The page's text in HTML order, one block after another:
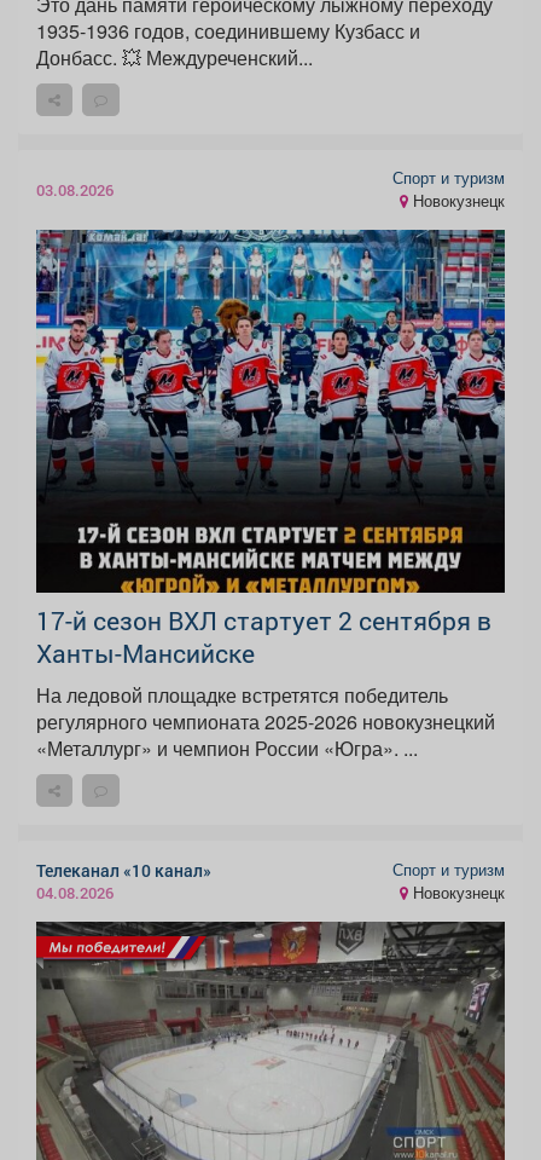
1935-1936 годов, соединившему Кузбасс и
Донбасс. 💥 Междуреченский...
03.08.2026
Спорт и туризм
Новокузнецк
17-й сезон ВХЛ стартует 2 сентября в
Ханты-Мансийске
На ледовой площадке встретятся победитель
регулярного чемпионата 2025-2026 новокузнецкий
«Металлург» и чемпион России «Югра». ...
Телеканал «10 канал»
04.08.2026
Спорт и туризм
Новокузнецк